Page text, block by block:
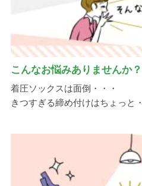
こんなお悩みありませんか？
着圧ソックスは面倒・・・
きつすぎる締め付けはちょっと